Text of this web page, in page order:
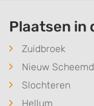
Plaatsen in
Zuidbroek
Nieuw
Slochteren
Hellum